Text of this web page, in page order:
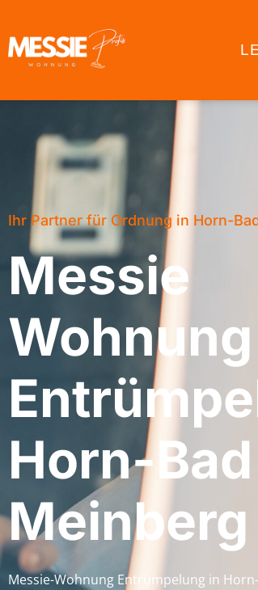
Ihr Partner für Ordnung in Horn-
Messie
Wohnung
Horn-Bad
Meinberg
Messie-Wohnung Entrümpelung in